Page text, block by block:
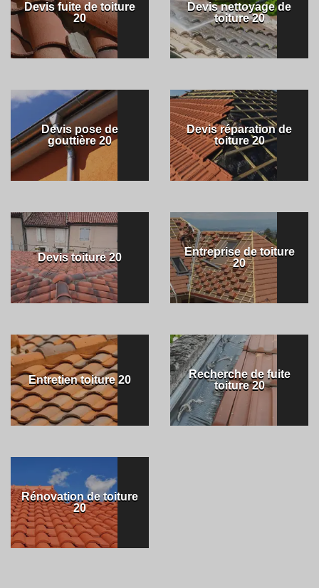
Devis fuite de toiture
20
Devis nettoyage de
toiture 20
Devis pose de
gouttière 20
Devis réparation de
toiture 20
Devis toiture 20
Entreprise de toiture
20
Entretien toiture 20
Recherche de fuite
toiture 20
Rénovation de toiture
20